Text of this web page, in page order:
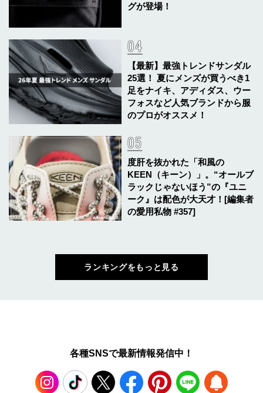
グが登場！
【最新】最強トレンドサンダル
25選！ 夏にメンズが買うべき1
足をナイキ、アディダス、ウー
フォスなど人気ブランドから服
のプロがオススメ！
度肝を抜かれた「和風の
KEEN（キーン）」。“オールブ
ラックじゃないほう”の『ユニ
ーク』は配色が大天才！[編集者
の愛用私物 #357]
ランキングをもっと見る
各種SNSで最新情報発信中！